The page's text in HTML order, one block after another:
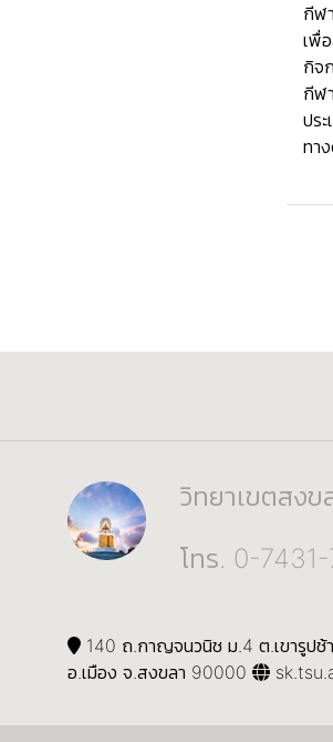
กีฬ
เพื่
กิจ
กีฬ
ปร
ทา
วิทยาเขตสงข
โทร. 0-
140 ถ.กาญจนวนิช ม.4 ต.เขารูปช้
อ.เมือง จ.สงขลา 90000